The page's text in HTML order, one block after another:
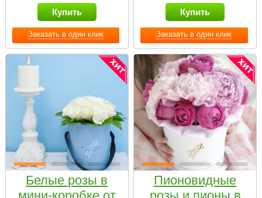
Заказать в один клик
Купить
Заказать в один клик
Купить
Белые розы в
Пионовидные